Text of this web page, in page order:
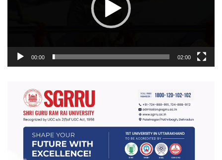
00:00 02:00